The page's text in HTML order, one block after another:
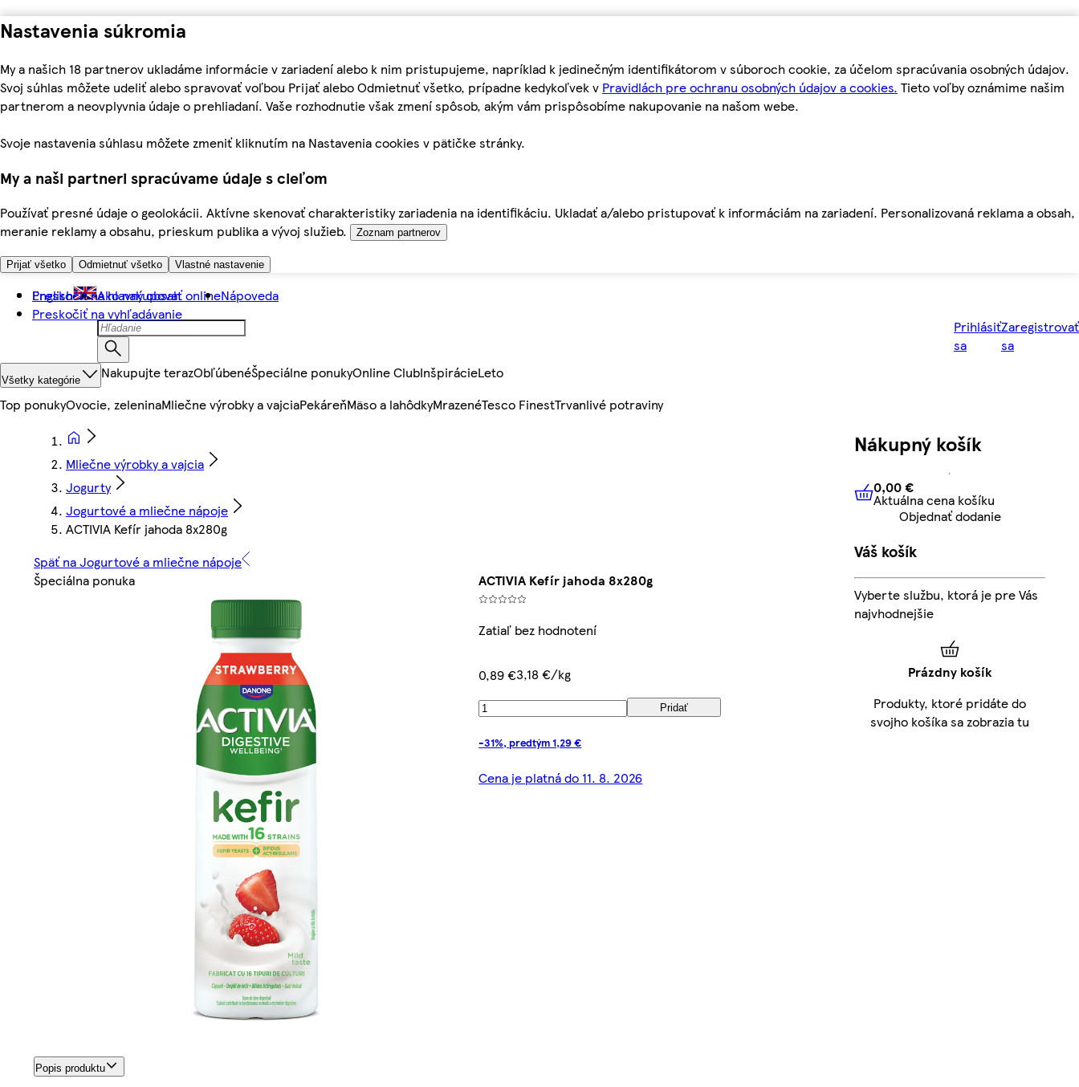
Nastavenia súkromia
My a našich 18 partnerov ukladáme informácie v zariadení alebo k nim pristupujeme, napríklad k jedinečným identifikátorom v súboroch cookie, za účelom spracúvania osobných údajov.
Svoj súhlas môžete udeliť alebo spravovať voľbou Prijať alebo Odmietnuť všetko, prípadne kedykoľvek v Pravidlách pre ochranu osobných údajov a cookies. Tieto voľby oznámime našim
partnerom a neovplyvnia údaje o prehliadaní. Vaše rozhodnutie však zmení spôsob, akým vám prispôsobíme nakupovanie na našom webe.
Svoje nastavenia súhlasu môžete zmeniť kliknutím na Nastavenia cookies v pätičke stránky.
My a naši partneri spracúvame údaje s cieľom
Používať presné údaje o geolokácii. Aktívne skenovať charakteristiky zariadenia na identifikáciu. Ukladať a/alebo pristupovať k informáciám na zariadení. Personalizovaná reklama a obsah,
meranie reklamy a obsahu, prieskum publika a vývoj služieb.
Zoznam partnerov
Prijať všetko Odmietnuť všetko Vlastné nastavenie
Preskočiť na hlavný obsah
Preskočiť na vyhľadávanie
English Ako nakupovať onlineNápoveda
Prihlásiť
sa
Zaregistrovať
sa
Všetky kategórie Nakupujte terazObľúbenéŠpeciálne ponukyOnline ClubInšpirácieLeto
Top ponukyOvocie, zeleninaMliečne výrobky a vajciaPekáreňMäso a lahôdkyMrazenéTesco FinestTrvanlivé potraviny
Mliečne výrobky a vajcia
Jogurty
Jogurtové a mliečne nápoje
ACTIVIA Kefír jahoda 8x280g
Späť na Jogurtové a mliečne nápoje
Špeciálna ponuka
ACTIVIA Kefír jahoda 8x280g
Zatiaľ bez hodnotení
0,89 €3,18 €/kg
Pridať
-31%, predtým 1,29 €
Cena je platná do 11. 8. 2026
Popis produktu
Nákupný košík
0,00 € Aktuálna cena košíku
0,00 €
Aktuálna cena košíku
Objednať dodanie
Váš košík
Vyberte službu, ktorá je pre Vás
najvhodnejšie
Prázdny košík
Produkty, ktoré pridáte do
svojho košíka sa zobrazia tu